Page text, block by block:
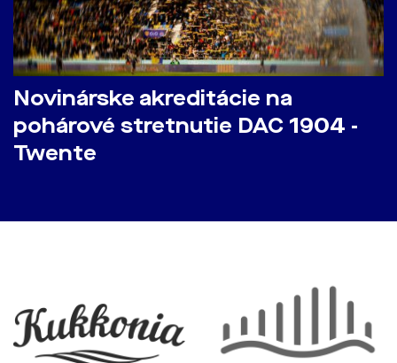
Novinárske akreditácie na
pohárové stretnutie DAC 1904 -
Twente